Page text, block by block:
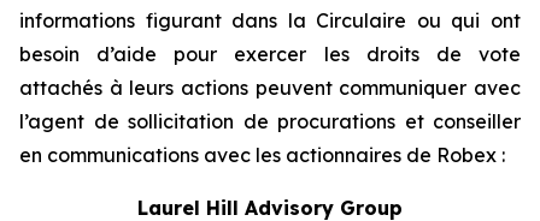
informations figurant dans la Circulaire ou qui ont
besoin d’aide pour exercer les droits de vote
attachés à leurs actions peuvent communiquer avec
l’agent de sollicitation de procurations et conseiller
en communications avec les actionnaires de Robex :
Laurel Hill Advisory Group